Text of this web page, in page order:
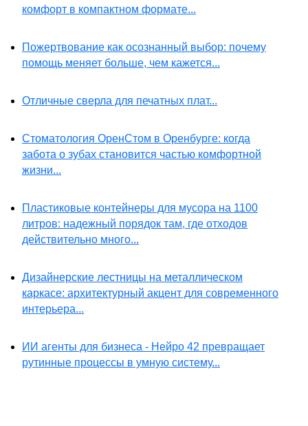
комфорт в компактном формате...
Пожертвование как осознанный выбор: почему
помощь меняет больше, чем кажется...
Отличные сверла для печатных плат...
Стоматология ОренСтом в Оренбурге: когда
забота о зубах становится частью комфортной
жизни...
Пластиковые контейнеры для мусора на 1100
литров: надежный порядок там, где отходов
действительно много...
Дизайнерские лестницы на металлическом
каркасе: архитектурный акцент для современного
интерьера...
ИИ агенты для бизнеса - Нейро 42 превращает
рутинные процессы в умную систему...